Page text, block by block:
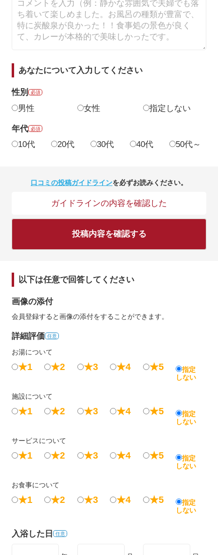
あなたについて入力してください
性別 必須
男性 女性 指定しない
年代 必須
10代 20代 30代 40代 50代～
口コミの投稿ガイドラインを必ずお読みください。
ガイドラインの内容を確認した
投稿内容を確認する
以下は任意で回答してください
画像の添付
会員登録すると画像の添付をすることができます。
詳細評価 任意
お湯について
★1 ★2 ★3 ★4 ★5
指定
しない
施設について
★1 ★2 ★3 ★4 ★5
指定
しない
サービスについて
★1 ★2 ★3 ★4 ★5
指定
しない
お食事について
★1 ★2 ★3 ★4 ★5
指定
しない
入浴した日 任意